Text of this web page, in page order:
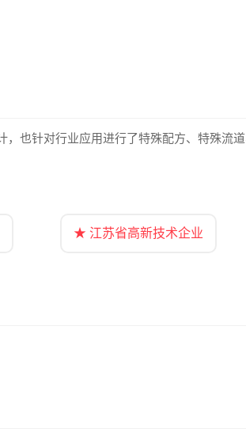
也针对行业应用进行了特殊配方、特殊流
★ 江苏省高新技术企业